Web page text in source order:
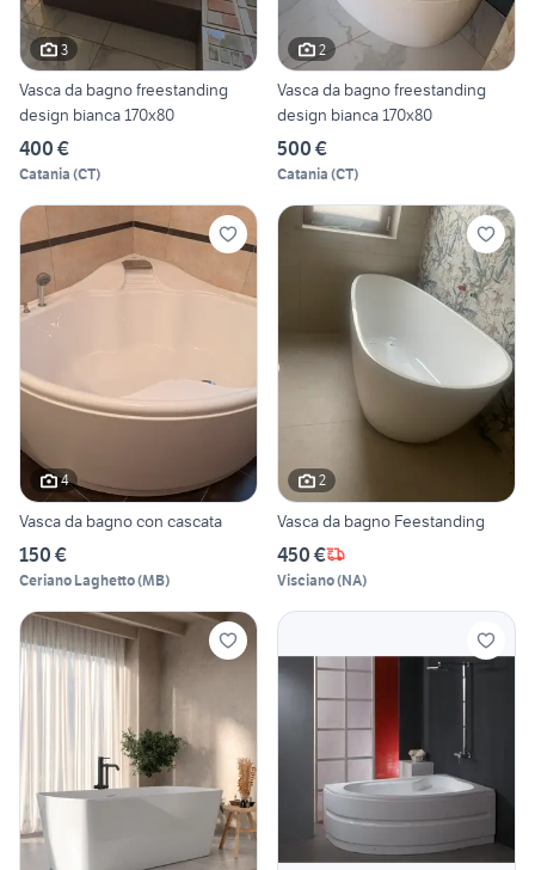
3
Vasca da bagno freestanding
design bianca 170x80
400 €
Catania (CT)
2
Vasca da bagno freestanding
design bianca 170x80
500 €
Catania (CT)
4
Vasca da bagno con cascata
150 €
Ceriano Laghetto(MB)
2
Vasca da bagno Feestanding
450 €
Visciano(NA)